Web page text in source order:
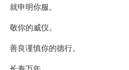
就申明你服。
敬你的威仪。
善良谨慎你的德行。